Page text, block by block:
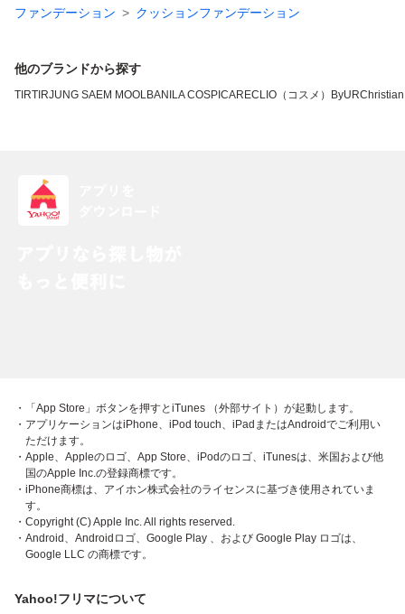
ファンデーション
クッションファンデーション
他のブランドから探す
TIRTIRJUNG SAEM MOOLBANILA COSPICARECLIO（コスメ） ByUR
・「App Store」ボタンを押すとiTunes （外部サイト）が起動します。
・アプリケーションはiPhone、iPod touch、iPadまたはAndroidでご利用い
ただけます。
・Apple、Appleのロゴ、App Store、iPodのロゴ、iTunesは、米国および他
国のApple Inc.の登録商標です。
・iPhone商標は、アイホン株式会社のライセンスに基づき使用されていま
す。
・Copyright (C) Apple Inc. All rights reserved.
・Android、Androidロゴ、Google Play 、および Google Play ロゴは、
Google LLC の商標です。
Yahoo!フリマについて